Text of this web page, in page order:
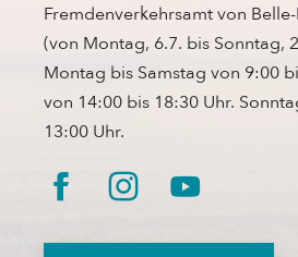
Fremdenverkehrsamt von
(von Montag, 6.7. bis Sonntag,
Montag bis Samstag von 9:00
von 14:00 bis 18:30 Uhr.
13:00 Uhr.